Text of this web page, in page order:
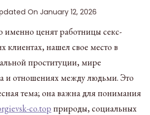
On January 12, 2026
именно ценят работницы секс-
клиентах, нашел свое место в
проституции, мире
и отношениях между людьми. Это
тема; она важна для понимания
co.top природы, социальных